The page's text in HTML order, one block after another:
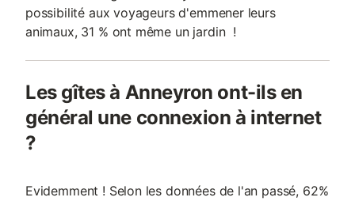
possibilité aux voyageurs d'emmener leurs
animaux, 31 % ont même un jardin !
Les gîtes à Anneyron ont-ils en
général une connexion à internet
?
Evidemment ! Selon les données de l'an passé, 62%